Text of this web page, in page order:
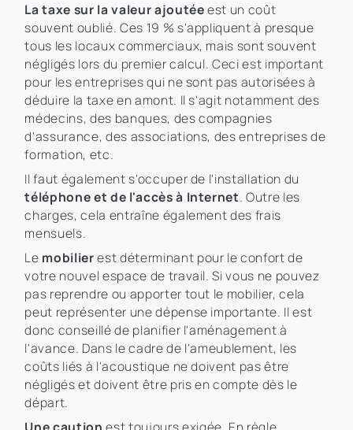
La taxe sur la valeur ajoutéeest un coût
souvent oublié. Ces 19 % s'appliquent à presque
tous les locaux commerciaux, mais sont souvent
négligés lors du premier calcul. Ceci est important
pour les entreprises qui ne sont pas autorisées à
déduire la taxe en amont. Il s'agit notamment des
médecins, des banques, des compagnies
d'assurance, des associations, des entreprises de
formation, etc.
Il faut également s'occuper de l'installation du
téléphone et de l'accès à Internet. Outre les
charges, cela entraîne également des frais
mensuels.
Le mobilierest déterminant pour le confort de
votre nouvel espace de travail. Si vous ne pouvez
pas reprendre ou apporter tout le mobilier, cela
peut représenter une dépense importante. Il est
donc conseillé de planifier l'aménagement à
l'avance. Dans le cadre de l'ameublement, les
coûts liés à l'acoustique ne doivent pas être
négligés et doivent être pris en compte dès le
départ.